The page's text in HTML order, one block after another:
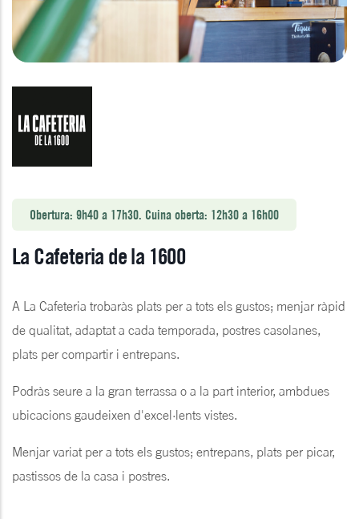
Obertura: 9h40 a 17h30. Cuina oberta: 12h30 a 16h00
La Cafeteria de la 1600
A La Cafeteria trobaràs plats per a tots els gustos; menjar ràpid
de qualitat, adaptat a cada temporada, postres casolanes,
plats per compartir i entrepans.
Podràs seure a la gran terrassa o a la part interior, ambdues
ubicacions gaudeixen d'excel·lents vistes.
Menjar variat per a tots els gustos; entrepans, plats per picar,
pastissos de la casa i postres.